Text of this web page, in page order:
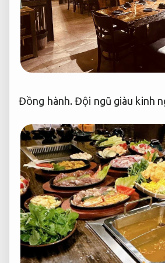
Đồng hành. Đội ngũ giàu kinh